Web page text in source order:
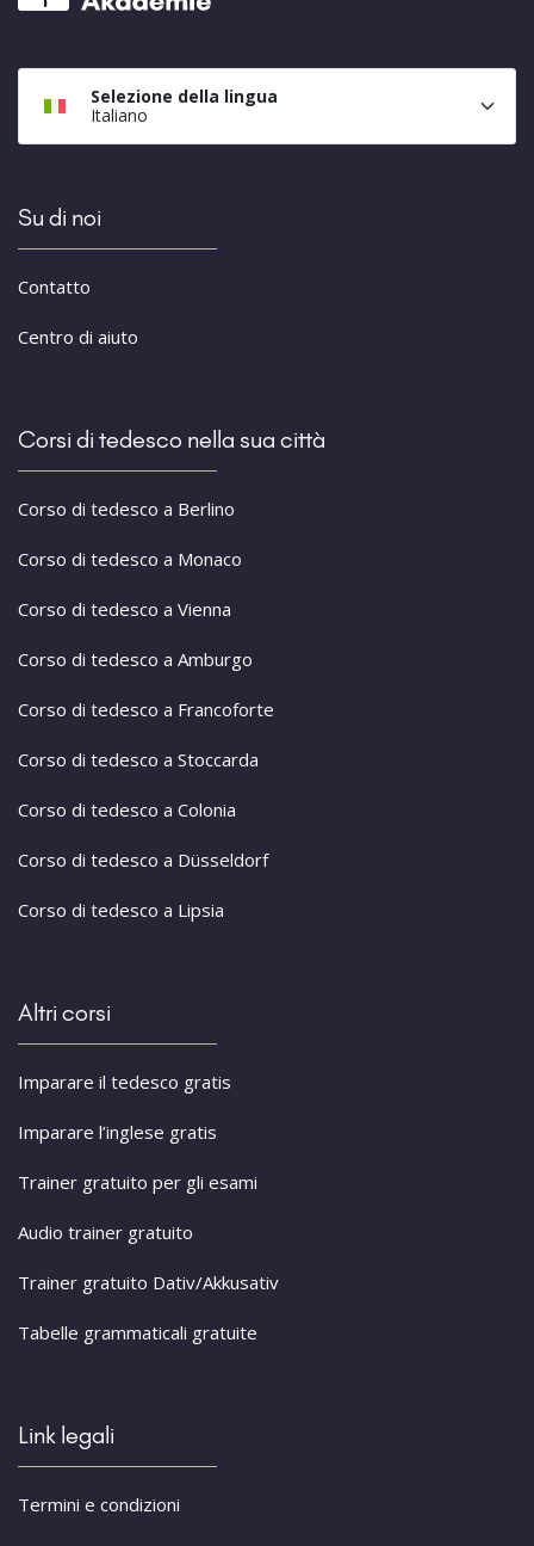
Selezione della lingua
Italiano
Su di noi
Contatto
Centro di aiuto
Corsi di tedesco nella sua città
Corso di tedesco a Berlino
Corso di tedesco a Monaco
Corso di tedesco a Vienna
Corso di tedesco a Amburgo
Corso di tedesco a Francoforte
Corso di tedesco a Stoccarda
Corso di tedesco a Colonia
Corso di tedesco a Düsseldorf
Corso di tedesco a Lipsia
Altri corsi
Imparare il tedesco gratis
Imparare l’inglese gratis
Trainer gratuito per gli esami
Audio trainer gratuito
Trainer gratuito Dativ/Akkusativ
Tabelle grammaticali gratuite
Link legali
Termini e condizioni